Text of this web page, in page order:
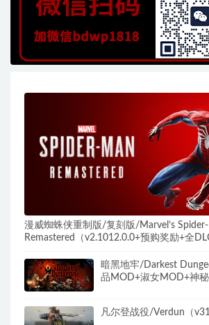
漫威蜘蛛侠重制版/复刻版/Marvel’s
Remastered（v2.1012.0.0+预购奖励+全
暗黑地牢/Darkest
品MOD+淑女MOD+神秘
凡尔登战役/Verdun（